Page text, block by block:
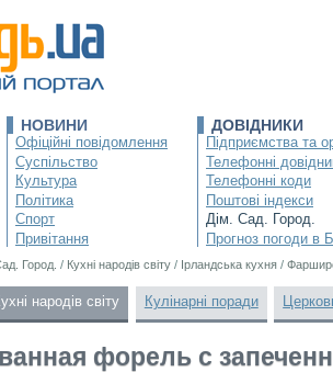
НОВИНИ
Офіційні повідомлення
Суспільство
Культура
Політика
Спорт
Привітання
ДОВІДНИКИ
Підприємства та
Телефонні
Телефонні коди
Поштові індекси
Дім. Сад. Город.
Прогноз погоди в
Город. / Кухні народів світу / Ірландська кухня /
народів світу Кулінарні поради
форель с